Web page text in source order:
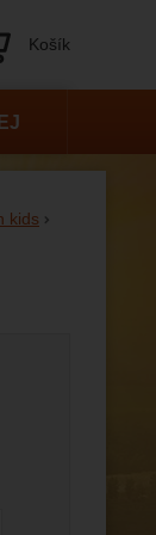
kids
Košík